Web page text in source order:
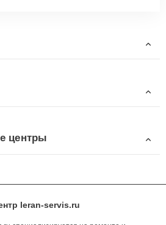
центры
leran-servis.ru